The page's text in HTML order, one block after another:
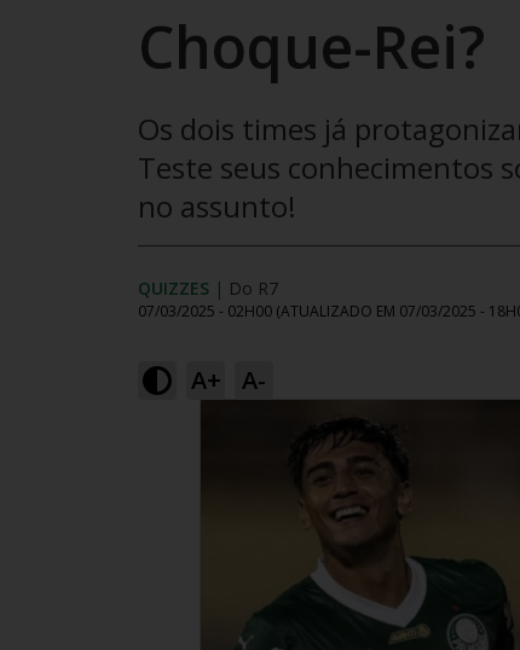
Choque-Rei?
Os dois times já
Teste seus conhecimentos
no assunto!
QUIZZES | Do R7
07/03/2025 - 02H00 (ATUALIZADO EM 07/03/2025 -
A+ A-